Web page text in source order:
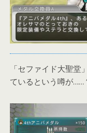
「セファイド大聖
ているという噂が……